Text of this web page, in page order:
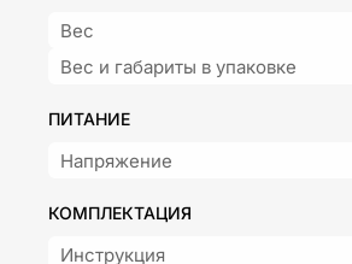
Вес
Вес и габариты в упаковке
ПИТАНИЕ
Напряжение
КОМПЛЕКТАЦИЯ
Инструкция